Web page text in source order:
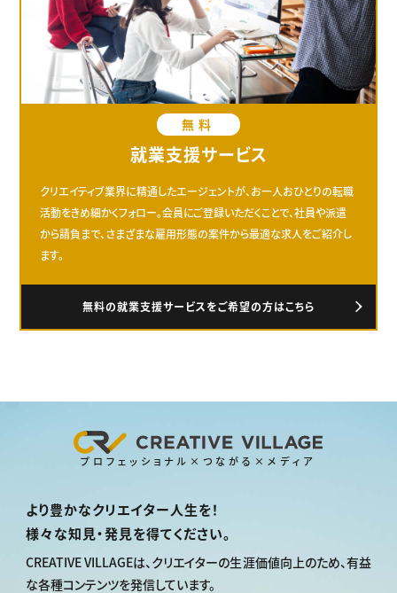
無料
就業支援サービス
クリエイティブ業界に精通したエージェントが、お一人おひとりの転職
活動をきめ細かくフォロー。会員にご登録いただくことで、社員や派遣
から請負まで、さまざまな雇用形態の案件から最適な求人をご紹介し
ます。
無料の就業支援サービスをご希望の方はこちら
プロフェッショナル×つながる×メディア
より豊かなクリエイター人生を！
様々な知見・発見を得てください。
CREATIVE VILLAGEは、クリエイターの生涯価値向上のため、有益
な各種コンテンツを発信しています。